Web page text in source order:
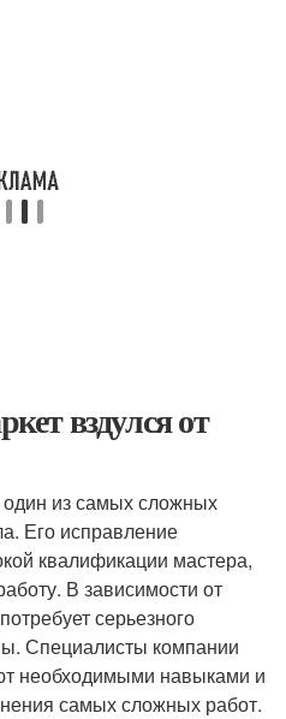
вздулся от
один из самых сложных
Его исправление
квалификации мастера,
В зависимости от
серьезного
Специалисты компании
необходимыми навыками и
самых сложных работ.